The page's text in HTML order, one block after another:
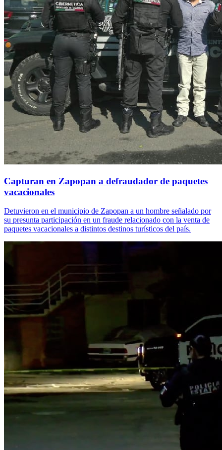
Capturan en Zapopan a defraudador de paquetes
vacacionales
Detuvieron en el municipio de Zapopan a un hombre señalado por
su presunta participación en un fraude relacionado con la venta de
paquetes vacacionales a distintos destinos turísticos del país.